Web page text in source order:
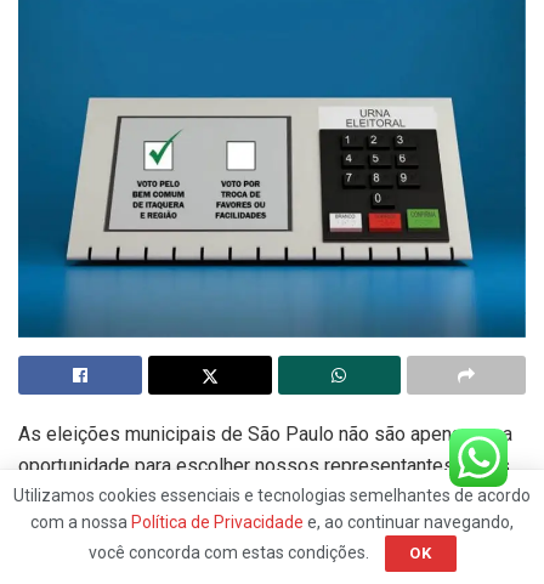
As eleições municipais de São Paulo não são apenas uma
oportunidade para escolher nossos representantes locais,
mas também um momento crucial para determinar o futuro
da cidade que é o motor econômico do Brasil.
Utilizamos cookies essenciais e tecnologias semelhantes de acordo
com a nossa Política de Privacidade e, ao continuar navegando,
você concorda com estas condições.
OK